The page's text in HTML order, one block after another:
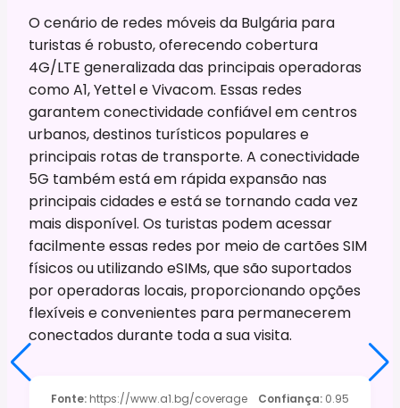
O cenário de redes móveis da Bulgária para
turistas é robusto, oferecendo cobertura
4G/LTE generalizada das principais operadoras
como A1, Yettel e Vivacom. Essas redes
garantem conectividade confiável em centros
urbanos, destinos turísticos populares e
principais rotas de transporte. A conectividade
5G também está em rápida expansão nas
principais cidades e está se tornando cada vez
mais disponível. Os turistas podem acessar
facilmente essas redes por meio de cartões SIM
físicos ou utilizando eSIMs, que são suportados
por operadoras locais, proporcionando opções
flexíveis e convenientes para permanecerem
conectados durante toda a sua visita.
Fonte: https://www.a1.bg/coverage Confiança: 0.95